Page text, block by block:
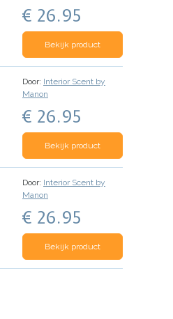
€ 26.95
Bekijk product
Door: Interior Scent by
Manon
€ 26.95
Bekijk product
Door: Interior Scent by
Manon
€ 26.95
Bekijk product